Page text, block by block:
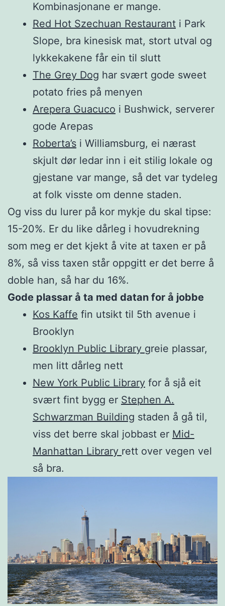
Kombinasjonane er mange.
Red Hot Szechuan Restaurant i Park
Slope, bra kinesisk mat, stort utval og
lykkekakene får ein til slutt
The Grey Dog har svært gode sweet
potato fries på menyen
Arepera Guacuco i Bushwick, serverer
gode Arepas
Roberta’s i Williamsburg, ei nærast
skjult dør ledar inn i eit stilig lokale og
gjestane var mange, så det var tydeleg
at folk visste om denne staden.
Og viss du lurer på kor mykje du skal tipse:
15-20%. Er du like dårleg i hovudrekning
som meg er det kjekt å vite at taxen er på
8%, så viss taxen står oppgitt er det berre å
doble han, så har du 16%.
Gode plassar å ta med datan for å jobbe
Kos Kaffe fin utsikt til 5th avenue i
Brooklyn
Brooklyn Public Library greie plassar,
men litt dårleg nett
New York Public Library for å sjå eit
svært fint bygg er Stephen A.
Schwarzman Building staden å gå til,
viss det berre skal jobbast er Mid-
Manhattan Library rett over vegen vel
så bra.